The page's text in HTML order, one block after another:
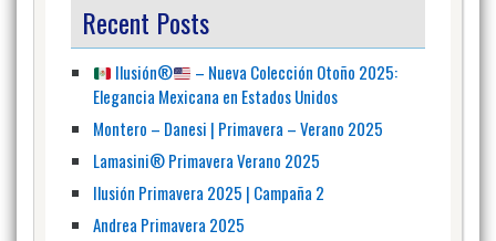
Recent Posts
Ilusión®️
– Nueva Colección Otoño 2025:
Elegancia Mexicana en Estados Unidos
Montero – Danesi | Primavera – Verano 2025
Lamasini® Primavera Verano 2025
Ilusión Primavera 2025 | Campaña 2
Andrea Primavera 2025